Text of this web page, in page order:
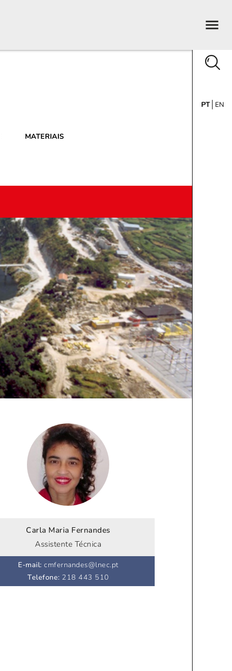
PT EN
MATERIAIS
Carla Maria Fernandes
Assistente Técnica
E-mail: cmfernandes@lnec.pt
Telefone: 218 443 510